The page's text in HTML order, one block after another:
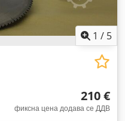
1 / 5
210 €
фиксна цена додава се ДДВ